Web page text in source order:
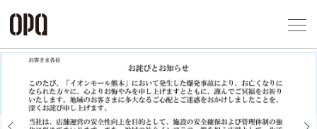
企業情報
お問い合わせ